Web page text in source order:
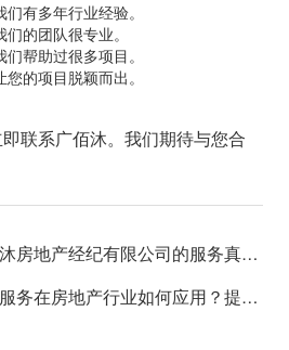
有多年行业经验。
的团队很专业。
帮助过很多项目。
的项目脱颖而出。
联系广佰沐。我们期待与您合
四川广佰沐房地产经纪有限公司的服务真的能提升交易效率吗？
信息咨询服务在房地产行业如何应用？提升决策效率的秘诀。